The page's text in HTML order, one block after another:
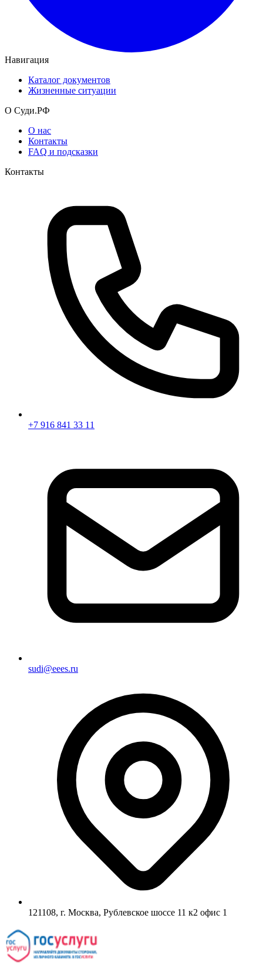
Навигация
Каталог документов
Жизненные ситуации
О Суди.РФ
О нас
Контакты
FAQ и подсказки
Контакты
+7 916 841 33 11
sudi@eees.ru
121108, г. Москва, Рублевское шоссе 11 к2 офис 1